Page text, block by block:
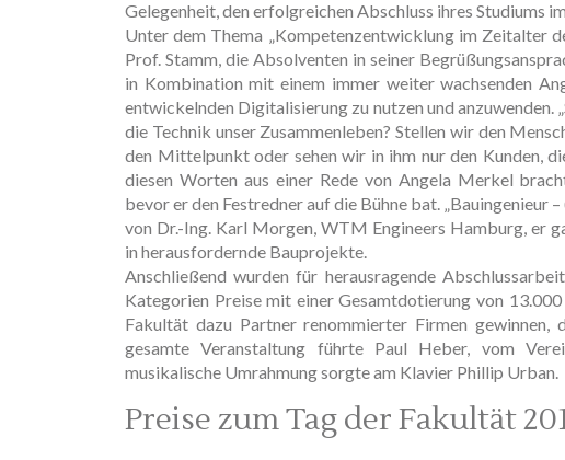
Gelegenheit, den erfolgreichen Abschluss ihres Studiums
Unter dem Thema „Kompetenzentwicklung im Zeitalter
Prof. Stamm, die Absolventen in seiner
in Kombination mit einem immer weiter wachsenden
entwickelnden Digitalisierung zu nutzen und
die Technik unser Zusammenleben? Stellen wir den
den Mittelpunkt oder sehen wir in ihm nur den Kunden,
diesen Worten aus einer Rede von Angela Merkel
bevor er den Festredner auf die Bühne bat. „Bauingenieur
von Dr.-Ing. Karl Morgen, WTM Engineers Hamburg, er
in herausfordernde Bauprojekte.
Anschließend wurden für herausragende
Kategorien Preise mit einer Gesamtdotierung von
Fakultät dazu Partner renommierter Firmen
gesamte Veranstaltung führte Paul Heber, vom
musikalische Umrahmung sorgte am Klavier Phillip Urban.
Preise zum Tag der Fakultät